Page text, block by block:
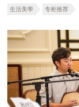
生活美學 专柜推荐